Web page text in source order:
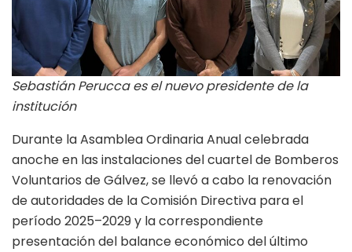
Sebastián Perucca es el nuevo presidente de la
institución
Durante la Asamblea Ordinaria Anual celebrada
anoche en las instalaciones del cuartel de Bomberos
Voluntarios de Gálvez, se llevó a cabo la renovación
de autoridades de la Comisión Directiva para el
período 2025–2029 y la correspondiente
presentación del balance económico del último